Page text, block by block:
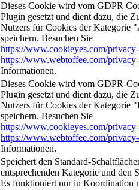
Dieses Cookie wird vom GDPR
Plugin gesetzt und dient dazu, die
Nutzers für Cookies der Kategorie
speichern. Besuchen Sie
https://www.cookieyes.com/
https://www.webtoffee.com/
Informationen.
Dieses Cookie wird vom GDPR-
Plugin gesetzt und dient dazu, die
Nutzers für Cookies der Kategorie
speichern. Besuchen Sie
https://www.cookieyes.com/
https://www.webtoffee.com/
Informationen.
Speichert den Standard-
entsprechenden Kategorie und den
Es funktioniert nur in Koordination